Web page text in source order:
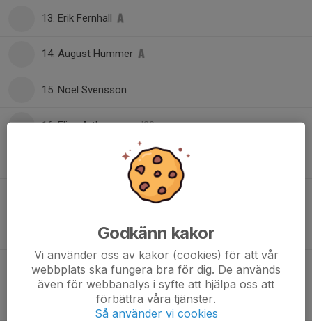
13. Erik Fernhall
14. August Hummer
15. Noel Svensson
16. Elias Arthursson, J20
16. Simon Lindwall
2
19. Joakim Nilsson 2
20. Rasmus Åkerblad 2
23. Albin Bardh
Godkänn kakor
Vi använder oss av kakor (cookies) för att vår
webbplats ska fungera bra för dig. De används
även för webbanalys i syfte att hjälpa oss att
förbättra våra tjänster.
Så använder vi cookies